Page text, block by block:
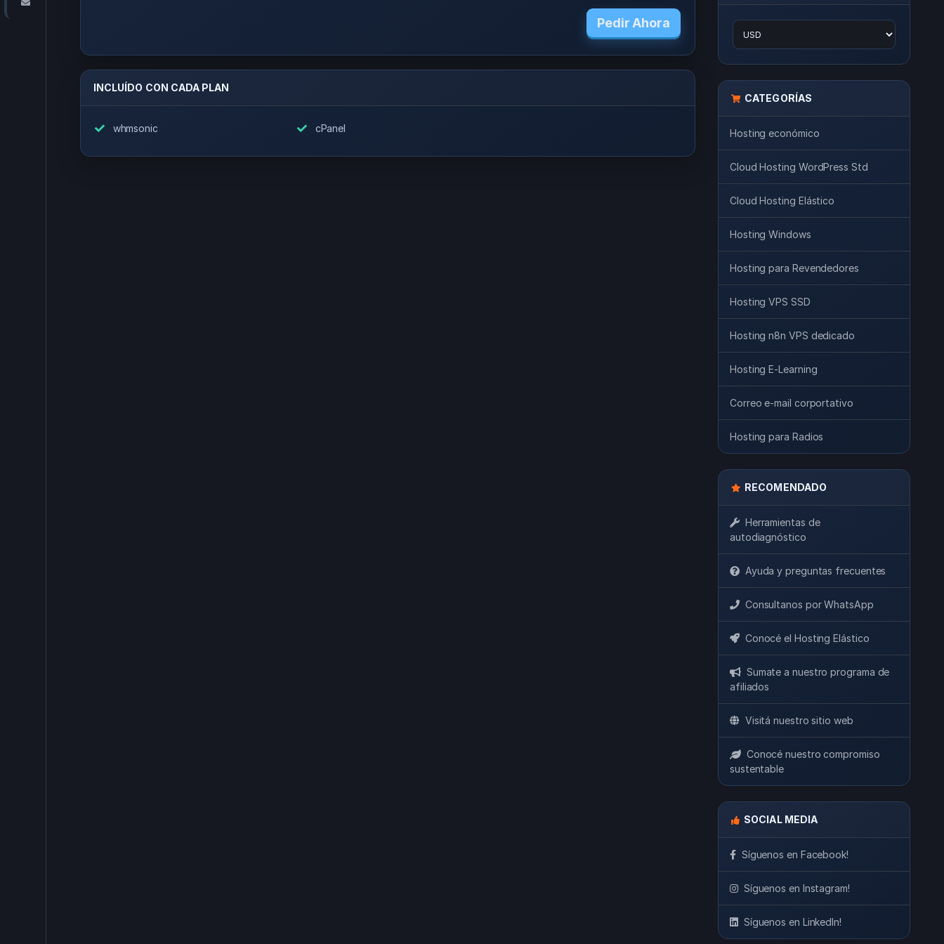
Pedir Ahora
INCLUÍDO CON CADA PLAN
whmsonic cPanel
CATEGORÍAS
Hosting económico
Cloud Hosting WordPress Std
Cloud Hosting Elástico
Hosting Windows
Hosting para Revendedores
Hosting VPS SSD
Hosting n8n VPS dedicado
Hosting E-Learning
Correo e-mail corportativo
Hosting para Radios
RECOMENDADO
Herramientas de
autodiagnóstico
Ayuda y preguntas frecuentes
Consultanos por WhatsApp
Conocé el Hosting Elástico
Sumate a nuestro programa de
afiliados
Visitá nuestro sitio web
Conocé nuestro compromiso
sustentable
SOCIAL MEDIA
Síguenos en Facebook!
Síguenos en Instagram!
Síguenos en LinkedIn!